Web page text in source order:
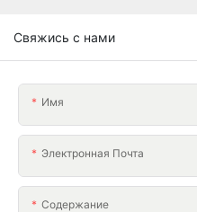
Свяжись с нами
Имя
Электронная Почта
Содержание